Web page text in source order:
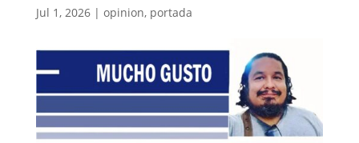
Jul 1, 2026| opinion, portada